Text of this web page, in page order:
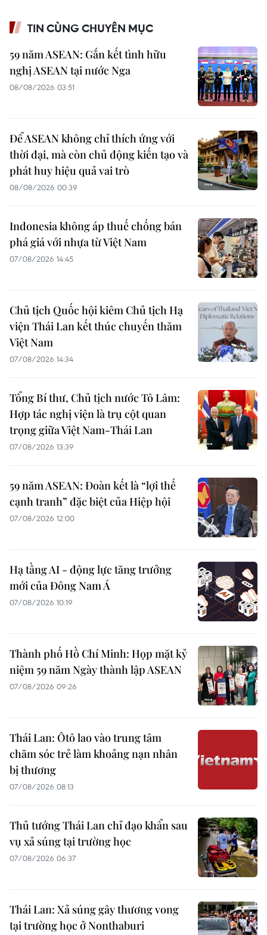
TIN CÙNG CHUYÊN MỤC
59 năm ASEAN: Gắn kết tình hữu
nghị ASEAN tại nước Nga
08/08/2026 03:51
Để ASEAN không chỉ thích ứng với
thời đại, mà còn chủ động kiến tạo và
phát huy hiệu quả vai trò
08/08/2026 00:39
Indonesia không áp thuế chống bán
phá giá với nhựa từ Việt Nam
07/08/2026 14:45
Chủ tịch Quốc hội kiêm Chủ tịch Hạ
viện Thái Lan kết thúc chuyến thăm
Việt Nam
07/08/2026 14:34
Tổng Bí thư, Chủ tịch nước Tô Lâm:
Hợp tác nghị viện là trụ cột quan
trọng giữa Việt Nam-Thái Lan
07/08/2026 13:39
59 năm ASEAN: Đoàn kết là “lợi thế
cạnh tranh” đặc biệt của Hiệp hội
07/08/2026 12:00
Hạ tầng AI - động lực tăng trưởng
mới của Đông Nam Á
07/08/2026 10:19
Thành phố Hồ Chí Minh: Họp mặt kỷ
niệm 59 năm Ngày thành lập ASEAN
07/08/2026 09:26
Thái Lan: Ôtô lao vào trung tâm
chăm sóc trẻ làm khoảng nạn nhân
bị thương
07/08/2026 08:13
Thủ tướng Thái Lan chỉ đạo khẩn sau
vụ xả súng tại trường học
07/08/2026 06:37
Thái Lan: Xả súng gây thương vong
tại trường học ở Nonthaburi